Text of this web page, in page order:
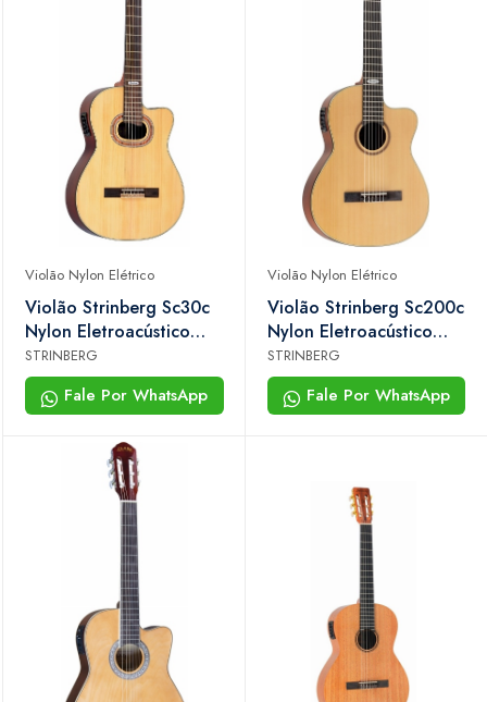
Violão Nylon Elétrico
Violão Strinberg Sc30c
Nylon Eletroacústico
Natural
STRINBERG
Fale Por WhatsApp
Violão Nylon Elétrico
Violão Strinberg Sc200c
Nylon Eletroacústico
Natural Satin
STRINBERG
Fale Por WhatsApp